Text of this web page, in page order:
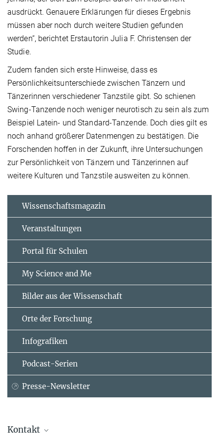
ausdrückt. Genauere Erklärungen für dieses Ergebnis
müssen aber noch durch weitere Studien gefunden
werden“, berichtet Erstautorin Julia F. Christensen der
Studie.
Zudem fanden sich erste Hinweise, dass es
Persönlichkeitsunterschiede zwischen Tänzern und
Tänzerinnen verschiedener Tanzstile gibt. So schienen
Swing-Tanzende noch weniger neurotisch zu sein als zum
Beispiel Latein- und Standard-Tanzende. Doch dies gilt es
noch anhand größerer Datenmengen zu bestätigen. Die
Forschenden hoffen in der Zukunft, ihre Untersuchungen
zur Persönlichkeit von Tänzern und Tänzerinnen auf
weitere Kulturen und Tanzstile ausweiten zu können.
Wissenschaftsmagazin
Veranstaltungen
Portal für Schulen
My Science and Me
Bilder aus der Wissenschaft
Orte der Forschung
Infografiken
Podcast-Serien
Presse-Newsletter
Kontakt